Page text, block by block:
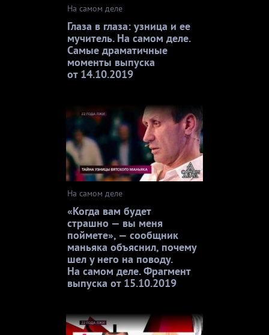
На самом деле
Глаза в глаза: узница и ее
мучитель. На самом деле.
Самые драматичные
моменты выпуска
от 14.10.2019
На самом деле
«Когда вам будет
страшно — вы меня
поймете», — сообщник
маньяка объяснил, почему
шел у него на поводу.
На самом деле. Фрагмент
выпуска от 15.10.2019